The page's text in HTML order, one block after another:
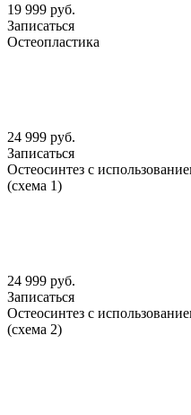
19 999 руб.
Записаться
Остеопластика
24 999 руб.
Записаться
Остеосинтез с
(схема 1)
24 999 руб.
Записаться
Остеосинтез с
(схема 2)